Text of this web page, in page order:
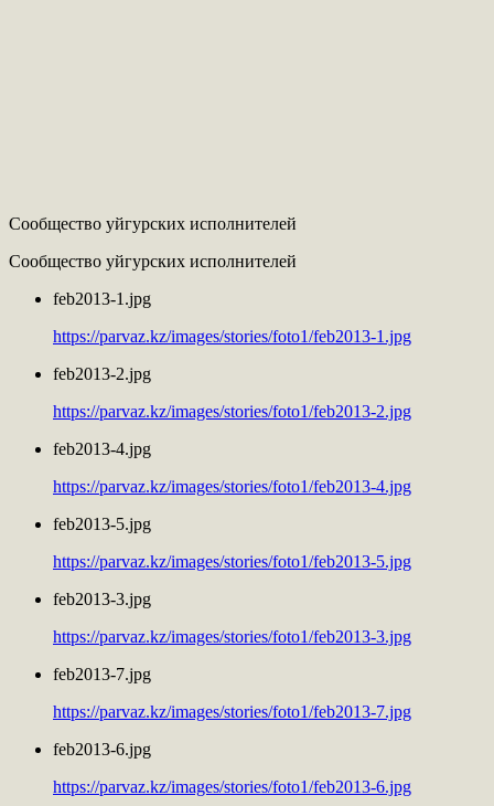
Сообщество уйгурских исполнителей
Сообщество уйгурских исполнителей
feb2013-1.jpg
https://parvaz.kz/images/stories/foto1/feb2013-1.jpg
feb2013-2.jpg
https://parvaz.kz/images/stories/foto1/feb2013-2.jpg
feb2013-4.jpg
https://parvaz.kz/images/stories/foto1/feb2013-4.jpg
feb2013-5.jpg
https://parvaz.kz/images/stories/foto1/feb2013-5.jpg
feb2013-3.jpg
https://parvaz.kz/images/stories/foto1/feb2013-3.jpg
feb2013-7.jpg
https://parvaz.kz/images/stories/foto1/feb2013-7.jpg
feb2013-6.jpg
https://parvaz.kz/images/stories/foto1/feb2013-6.jpg